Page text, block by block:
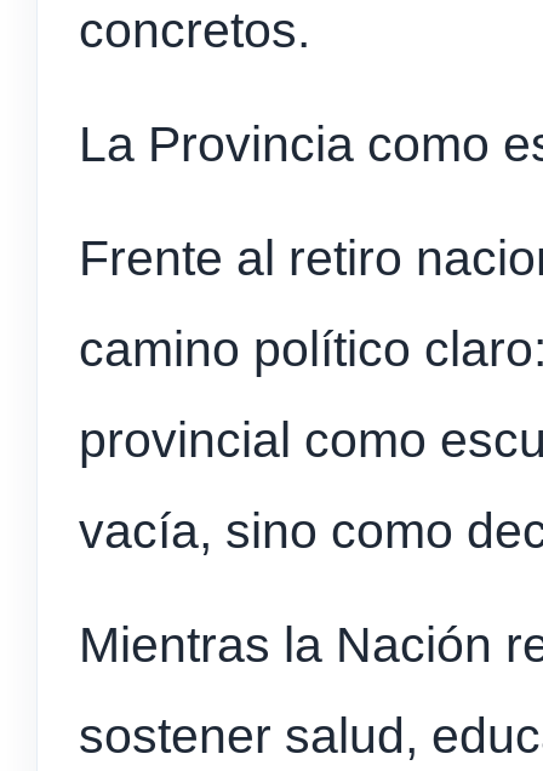
concretos.
La Provincia como
Frente al retiro
camino político
provincial como
vacía, sino como
Mientras la Nación
sostener salud,